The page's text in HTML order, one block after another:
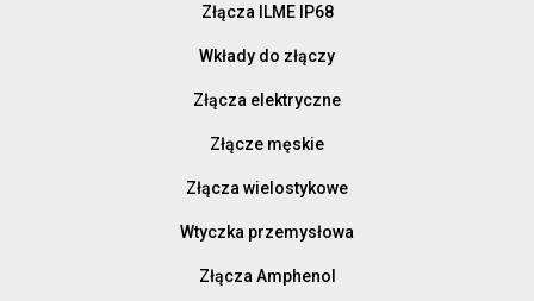
Złącza ILME IP68
Wkłady do złączy
Złącza elektryczne
Złącze męskie
Złącza wielostykowe
Wtyczka przemysłowa
Złącza Amphenol